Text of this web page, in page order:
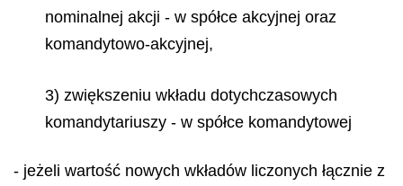
nominalnej akcji - w spółce akcyjnej oraz
komandytowo-akcyjnej,
3) zwiększeniu wkładu dotychczasowych
komandytariuszy - w spółce komandytowej
- jeżeli wartość nowych wkładów liczonych łącznie z